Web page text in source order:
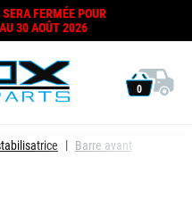
FERMÉE POUR
30 AOÛT 2026
0
Barre avant